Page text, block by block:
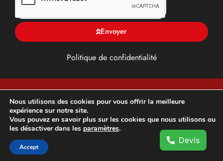
Devis
Envoyer
Politique de confidentialité
TFG ALU, Toiture, façade et Gouttière en Yvelines (78),
franchisé DAL’ALU –Développement et optimisation SEO
parDM3 Marketing Digital
Nous utilisons des cookies pour vous offrir la meilleure
expérience sur notre site.
Vous pouvez en savoir plus sur les cookies que nous utilisons ou
les désactiver dans les paramètres.
Accept